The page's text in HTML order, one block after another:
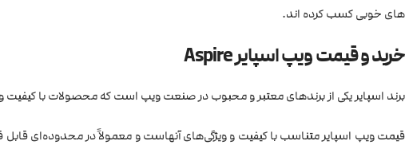
های خوبی کسب کرده اند.
خرید و قیمت ویپ اسپایر Aspire
برند اسپایر یکی از برندهای معتبر و محبوب در صنعت ویپ است که محصولات با کیفیت و
قیمت ویپ اسپایر متناسب با کیفیت و ویژگی‌های آنهاست و معمولاً در محدوده‌ای قابل